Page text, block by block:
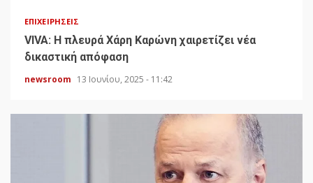
ΕΠΙΧΕΙΡΉΣΕΙΣ
VIVA: Η πλευρά Χάρη Καρώνη χαιρετίζει νέα
δικαστική απόφαση
newsroom 13 Ιουνίου, 2025 - 11:42